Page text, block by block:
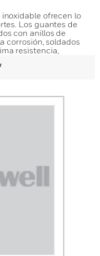
ofrecen lo
Los guantes de
con anillos de
corrosión, soldados
resistencia,